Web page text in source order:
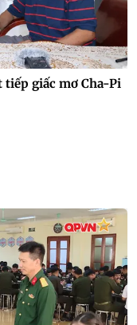
giấc mơ Cha-Pi